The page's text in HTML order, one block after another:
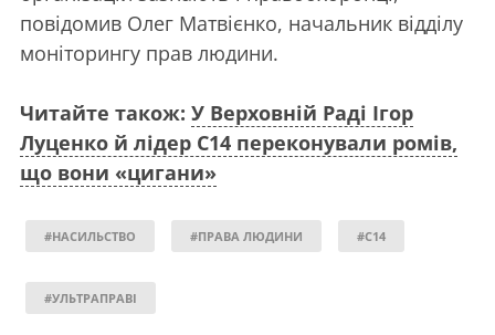
повідомив Олег Матвієнко, начальник відділу
моніторингу прав людини.
Читайте також: У Верховній Раді Ігор
Луценко й лідер С14 переконували ромів,
що вони «цигани»
#НАСИЛЬСТВО #ПРАВА ЛЮДИНИ #С14
#УЛЬТРАПРАВІ